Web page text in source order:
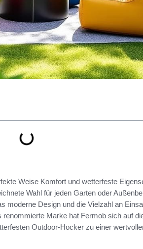
Weise Komfort und wetterfeste
Wahl für jeden Garten oder
moderne Design und die Vielzahl an
Marke hat Fermob sich auf
Outdoor-Hocker zu einer